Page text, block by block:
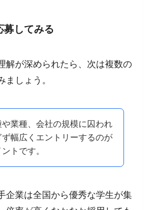
募してみる
解が深められたら、次は複数の
ましょう。
や業種、会社の規模に囚われ
ず幅広くエントリーするのが
トです。
企業は全国から優秀な学生が集